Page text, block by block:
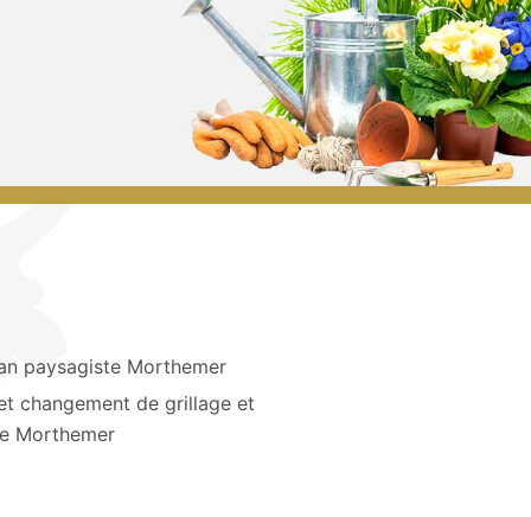
paysagiste Morthemer
changement de grillage et
Morthemer